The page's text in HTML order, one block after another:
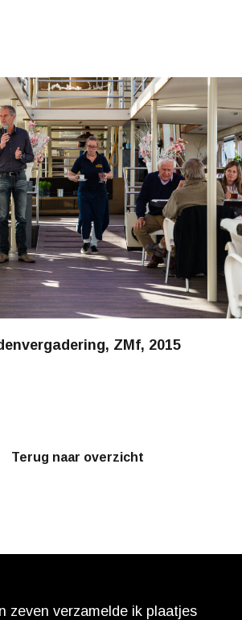
ZMf, 2015
Terug naar overzicht
zeven verzamelde ik plaatjes